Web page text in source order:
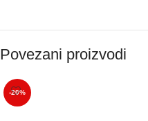
Povezani proizvodi
-20%